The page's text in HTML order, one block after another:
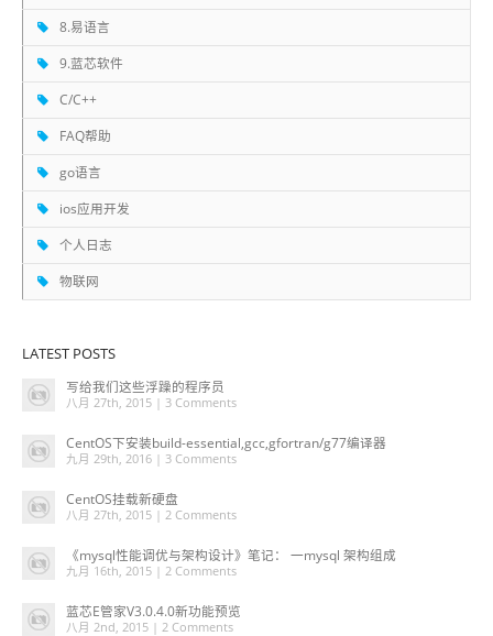
8.易语言
9.蓝芯软件
C/C++
FAQ帮助
go语言
ios应用开发
个人日志
物联网
LATEST POSTS
写给我们这些浮躁的程序员
八月 27th, 2015 | 3 Comments
CentOS下安装build-essential,gcc,gfortran/g77编译器
九月 29th, 2016 | 3 Comments
CentOS挂载新硬盘
八月 27th, 2015 | 2 Comments
《mysql性能调优与架构设计》笔记： 一mysql 架构组成
九月 16th, 2015 | 2 Comments
蓝芯E管家V3.0.4.0新功能预览
八月 2nd, 2015 | 2 Comments